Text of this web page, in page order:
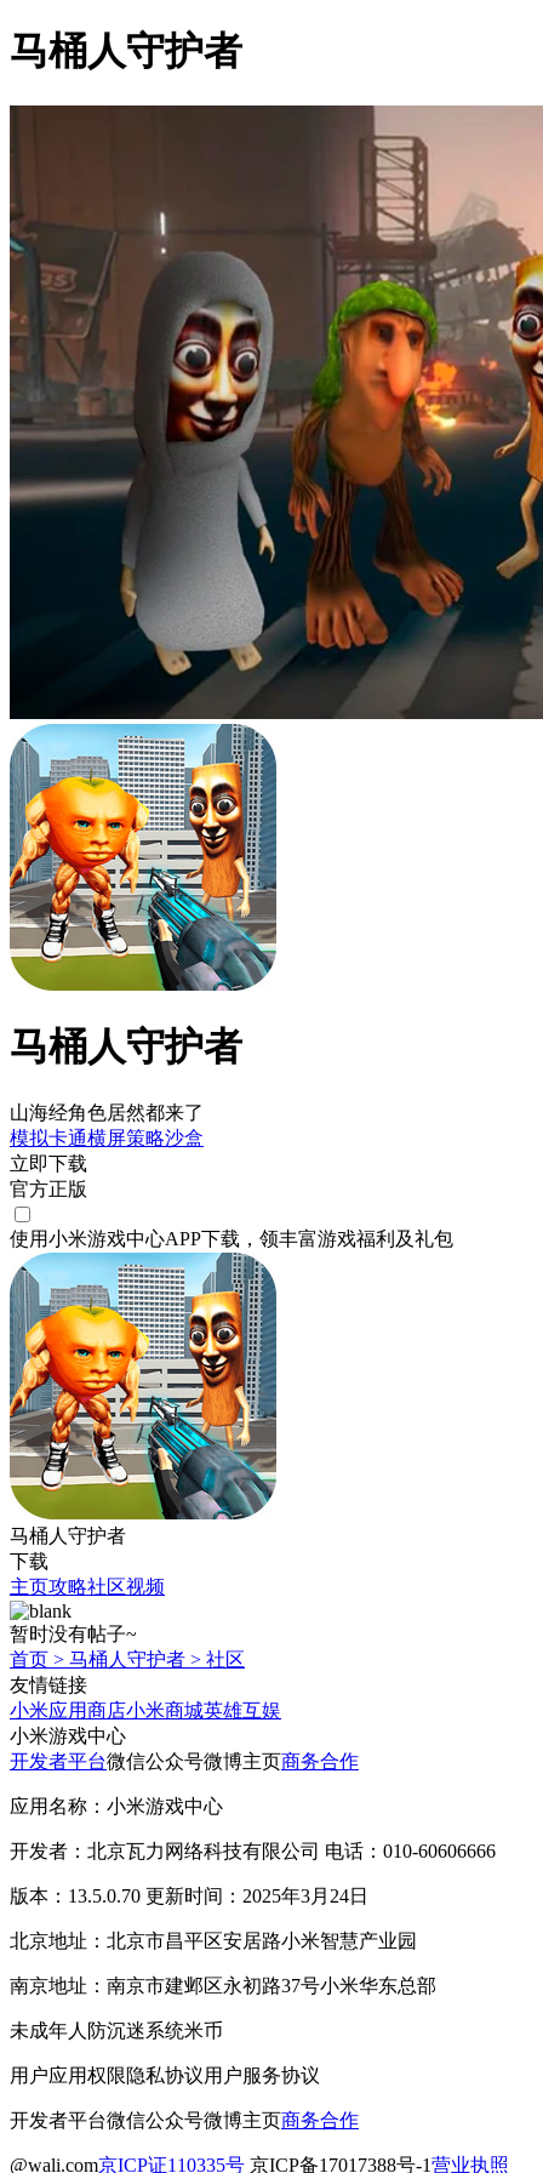
马桶人守护者
马桶人守护者
山海经角色居然都来了
模拟卡通横屏策略沙盒
立即下载
官方正版
使用小米游戏中心APP下载 ，领丰富游戏福利 及礼包
马桶人守护者
下载
主页攻略社区视频
暂时没有帖子~
首页 > 马桶人守护者 > 社区
友情链接
小米应用商店小米商城英雄互娱
小米游戏中心
开发者平台微信公众号微博主页商务合作
应用名称：小米游戏中心
开发者：北京瓦力网络科技有限公司 电话：010-60606666
版本：13.5.0.70 更新时间：2025年3月24日
北京地址：北京市昌平区安居路小米智慧产业园
南京地址：南京市建邺区永初路37号小米华东总部
未成年人防沉迷系统米币
用户应用权限隐私协议用户服务协议
开发者平台微信公众号微博主页商务合作
@wali.com京ICP证110335号 京ICP备17017388号-1营业执照